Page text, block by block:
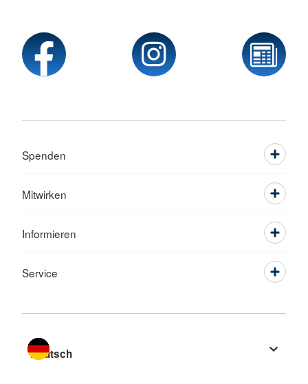
Spenden
Mitwirken
Informieren
Service
Sprache wechseln zu